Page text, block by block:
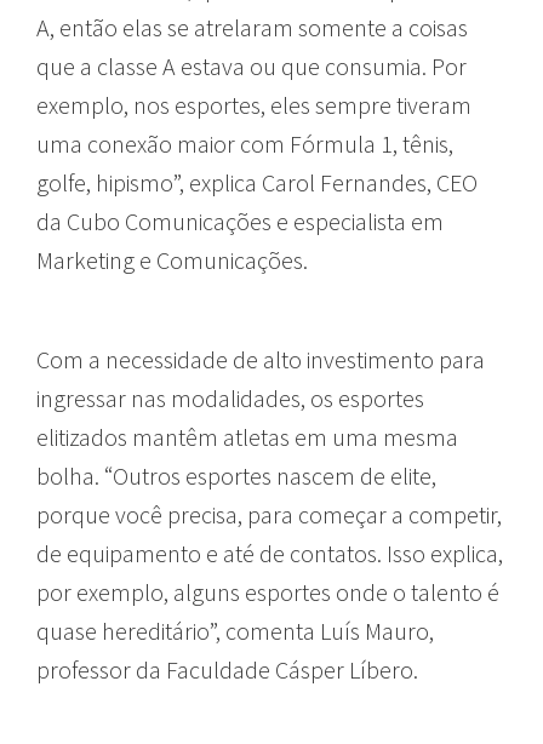
A, então elas se atrelaram somente a coisas
que a classe A estava ou que consumia. Por
exemplo, nos esportes, eles sempre tiveram
uma conexão maior com Fórmula 1, tênis,
golfe, hipismo”, explica Carol Fernandes, CEO
da Cubo Comunicações e especialista em
Marketing e Comunicações.
Com a necessidade de alto investimento para
ingressar nas modalidades, os esportes
elitizados mantêm atletas em uma mesma
bolha. “Outros esportes nascem de elite,
porque você precisa, para começar a competir,
de equipamento e até de contatos. Isso explica,
por exemplo, alguns esportes onde o talento é
quase hereditário”, comenta Luís Mauro,
professor da Faculdade Cásper Líbero.